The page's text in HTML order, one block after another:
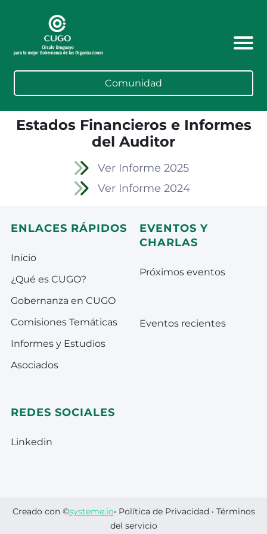
Comunidad
Estados Financieros e Informes
del Auditor
Ver Informe 2025
Ver Informe 2024
ENLACES RÁPIDOS
Inicio
¿Qué es CUGO?
Gobernanza en CUGO
Comisiones Temáticas
Informes y Estudios
Asociados
EVENTOS Y
CHARLAS
Próximos eventos
Eventos recientes
REDES SOCIALES
Linkedin
Creado con ©systeme.io• Política de Privacidad • Términos
del servicio